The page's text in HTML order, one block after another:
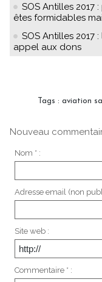
SOS Antilles 2017
êtes formidables
SOS Antilles 2017
appel aux dons
Tags : aviation
Nouveau
Nom * :
Adresse email (non
Site web :
Commentaire * :